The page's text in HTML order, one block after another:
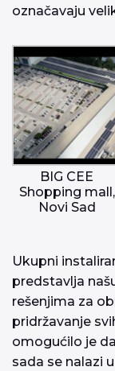
označavaju
BIG CEE
Shopping mall,
Novi Sad
Ukupni
predstavlja
rešenjima za
pridržavanje
omogućilo je
sada se nalazi